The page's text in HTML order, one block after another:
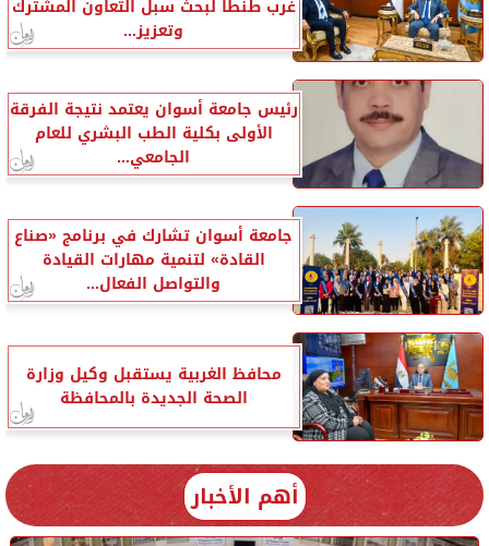
غرب طنطا لبحث سبل التعاون المشترك
وتعزيز...
رئيس جامعة أسوان يعتمد نتيجة الفرقة
الأولى بكلية الطب البشري للعام
الجامعي...
جامعة أسوان تشارك في برنامج «صناع
القادة» لتنمية مهارات القيادة
والتواصل الفعال...
محافظ الغربية يستقبل وكيل وزارة
الصحة الجديدة بالمحافظة
أهم الأخبار